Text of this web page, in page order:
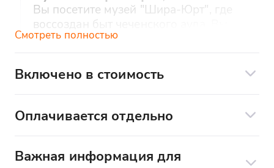
Вы посетите музей "Шира-Юрт", где
воссоздан быт чеченского аула. Вы
узнаете, как жили, трудились и хранили
Вы увидите одну из крупнейших
почему её называют жемчужиной
Смотреть полностью
Включено в стоимость
Комфортабельный транспорт
Оплачивается отдельно
Еда и напитки во время экскурсии
Важная информация для